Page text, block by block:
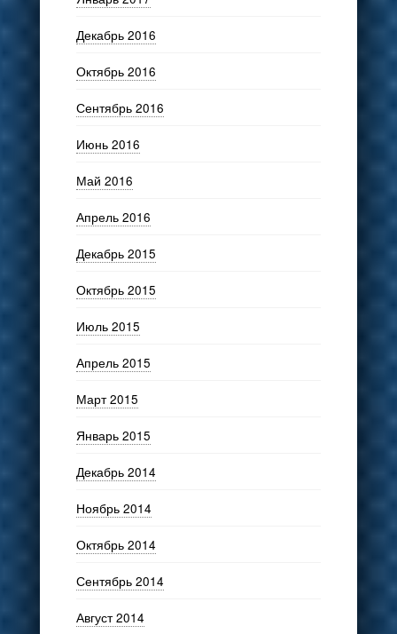
Декабрь 2016
Октябрь 2016
Сентябрь 2016
Июнь 2016
Май 2016
Апрель 2016
Декабрь 2015
Октябрь 2015
Июль 2015
Апрель 2015
Март 2015
Январь 2015
Декабрь 2014
Ноябрь 2014
Октябрь 2014
Сентябрь 2014
Август 2014